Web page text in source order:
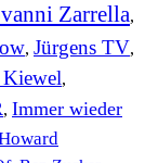
Zarrella,
, Jürgens TV,
,
, Immer wieder